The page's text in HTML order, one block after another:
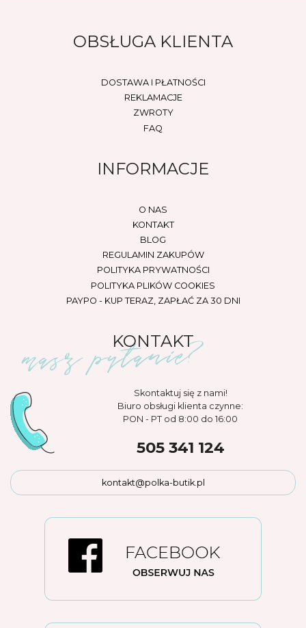
OBSŁUGA KLIENTA
DOSTAWA I PŁATNOŚCI
REKLAMACJE
ZWROTY
FAQ
INFORMACJE
O NAS
KONTAKT
BLOG
REGULAMIN ZAKUPÓW
POLITYKA PRYWATNOŚCI
POLITYKA PLIKÓW COOKIES
PAYPO - KUP TERAZ, ZAPŁAĆ ZA 30 DNI
KONTAKT
Skontaktuj się z nami!
Biuro obsługi klienta czynne:
PON - PT od 8:00 do 16:00
505 341 124
kontakt@polka-butik.pl